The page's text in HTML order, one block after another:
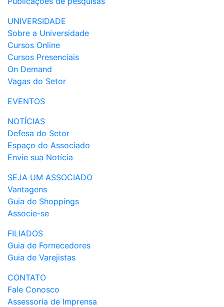
UNIVERSIDADE
Sobre a Universidade
Cursos Online
Cursos Presenciais
On Demand
Vagas do Setor
EVENTOS
NOTÍCIAS
Defesa do Setor
Espaço do Associado
Envie sua Notícia
SEJA UM ASSOCIADO
Vantagens
Guia de Shoppings
Associe-se
FILIADOS
Guia de Fornecedores
Guia de Varejistas
CONTATO
Fale Conosco
Assessoria de Imprensa